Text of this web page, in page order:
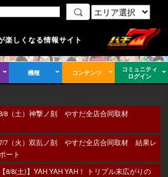
楽しくなる情報サイト
機種 コンテンツ
コミュニティ
ログイン
8（土）神撃ノ刻 やすだ全店合同取材
7（火）双乱ノ刻 やすだ全店合同取材 結果レ
ポート
【8/8(土)】YAH YAH YAH！ トリプル末広がりの